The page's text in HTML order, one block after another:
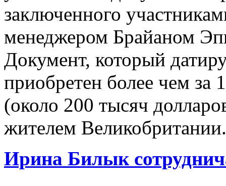
заключенного
менеджером Брайаном
Документ, который
приобретен более чем за
(около 200 тысяч
жителем Великобритании.
Ирина Билык